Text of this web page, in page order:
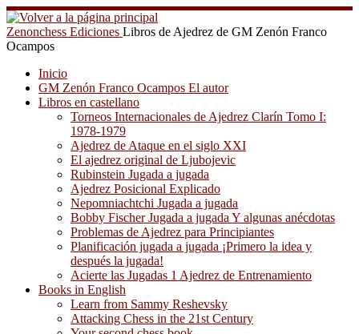
Saltar
al
contenido
Zenonchess Ediciones Libros de Ajedrez de GM Zenón Franco
Ocampos
Inicio
GM Zenón Franco Ocampos El autor
Libros en castellano
Torneos Internacionales de Ajedrez Clarín Tomo I:
1978-1979
Ajedrez de Ataque en el siglo XXI
El ajedrez original de Ljubojevic
Rubinstein Jugada a jugada
Ajedrez Posicional Explicado
Nepomniachtchi Jugada a jugada
Bobby Fischer Jugada a jugada Y algunas anécdotas
Problemas de Ajedrez para Principiantes
Planificación jugada a jugada ¡Primero la idea y
después la jugada!
Acierte las Jugadas 1 Ajedrez de Entrenamiento
Books in English
Learn from Sammy Reshevsky
Attacking Chess in the 21st Century